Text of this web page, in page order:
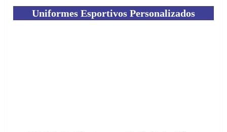
Uniformes Esportivos Personalizados